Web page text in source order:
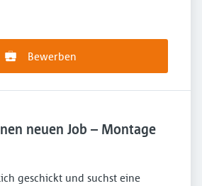
Bewerben
neuen Job – Montage
geschickt und suchst eine